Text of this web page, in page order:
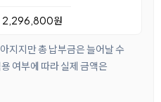
2,296,800원
지지만 총 납부금은 늘어날 수
여부에 따라 실제 금액은